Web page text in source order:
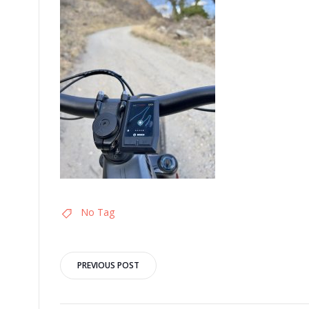
No Tag
Post
navigation
PREVIOUS POST